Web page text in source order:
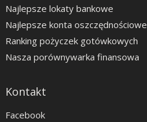
Najlepsze lokaty bankowe
Najlepsze konta oszczędnościowe
Ranking pożyczek gotówkowych
Nasza porównywarka finansowa
Kontakt
Facebook